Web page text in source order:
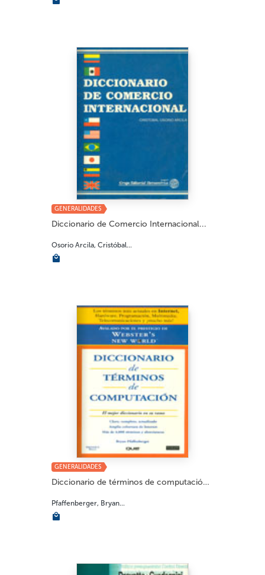
GENERALIDADES
Diccionario de Comercio Internacional...
Osorio Arcila, Cristóbal...
GENERALIDADES
Diccionario de términos de computación...
Pfaffenberger, Bryan...